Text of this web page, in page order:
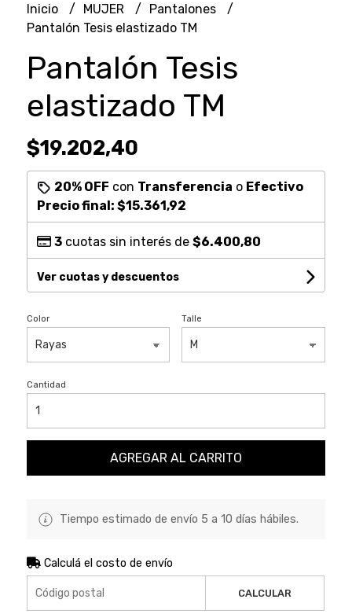
Inicio MUJER
Pantalones
Pantalón Tesis elastizado TM
Pantalón Tesis
elastizado TM
$19.202,40
20% OFF con Transferencia o Efectivo
Precio final: $15.361,92
3cuotas sin interés de $6.400,80
Ver cuotas y descuentos
Color Talle
Cantidad
AGREGAR AL CARRITO
Tiempo estimado de envío 5 a 10 días hábiles.
Calculá el costo de envío
CALCULAR